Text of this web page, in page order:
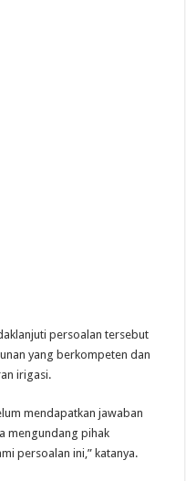
persoalan tersebut
yang berkompeten dan
irigasi.
mendapatkan jawaban
mengundang pihak
persoalan ini,” katanya.